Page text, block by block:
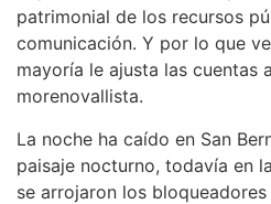
patrimonial de los recursos
comunicación. Y por lo que
mayoría le ajusta las cuentas
morenovallista.
La noche ha caído en San
paisaje nocturno, todavía en
se arrojaron los